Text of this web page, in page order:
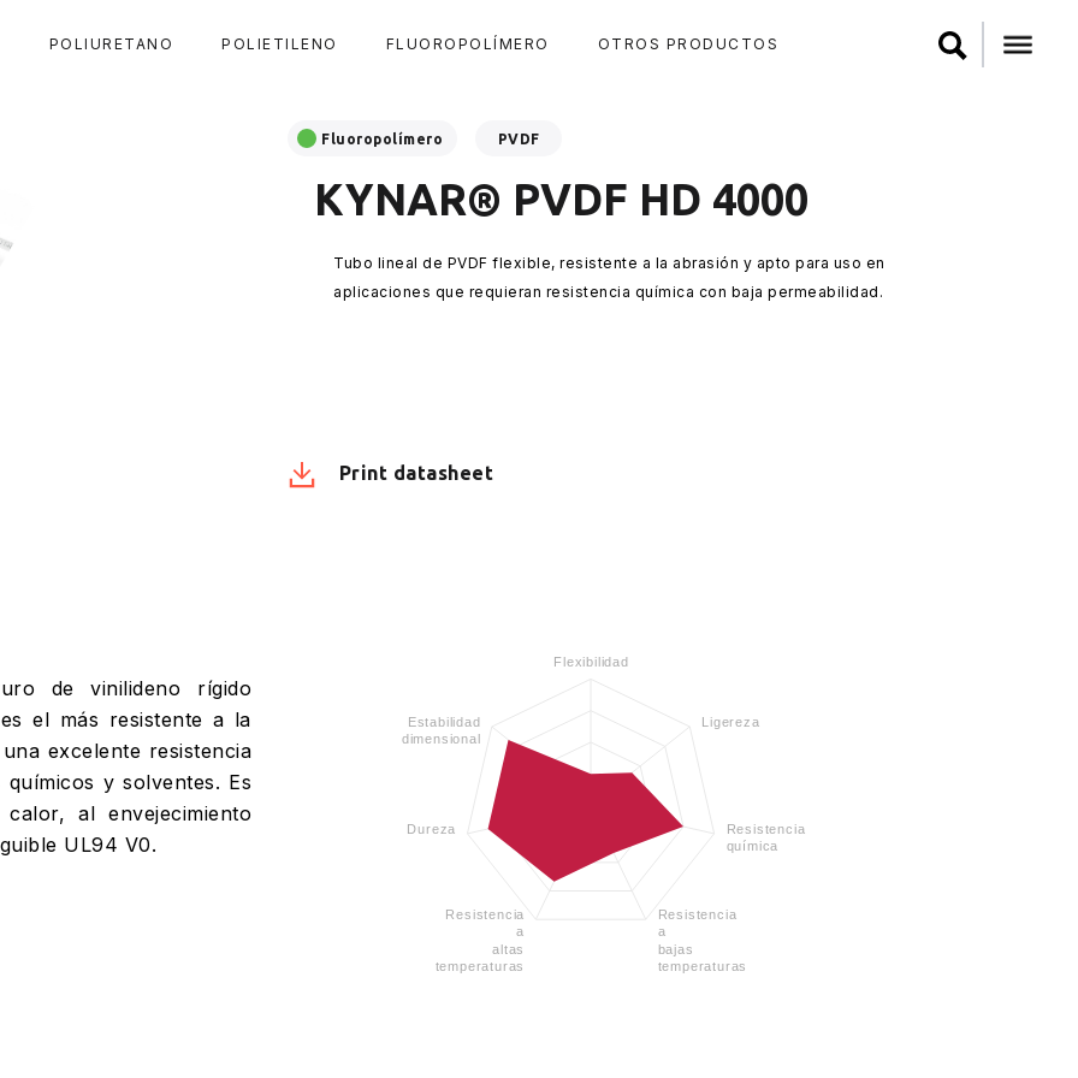
POLIURETANO POLIETILENO FLUOROPOLÍMERO OTROS PRODUCTOS
Fluoropolímero PVDF
KYNAR® PVDF HD 4000
Tubo lineal de PVDF flexible, resistente a la abrasión y apto para uso en
aplicaciones que requieran resistencia química con baja permeabilidad.
Print datasheet
de vinilideno rígido
el más resistente a la
excelente resistencia
y solventes. Es
al envejecimiento
UL94 V0.
Flexibilidad
Ligereza
Resistencia
química
Resistencia
a
bajas
temperaturas
Resistencia
a
altas
temperaturas
Dureza
Estabilidad
dimensional